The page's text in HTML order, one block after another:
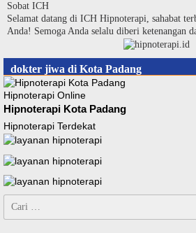
Langsung
ke
konten
Sobat ICH
Selamat datang di ICH Hipnoterapi, sahabat
Anda! Semoga Anda selalu diberi ketenangan
dokter jiwa di Kota Padang
Hipnoterapi Online
Hipnoterapi Kota Padang
Hipnoterapi Terdekat
untuk: